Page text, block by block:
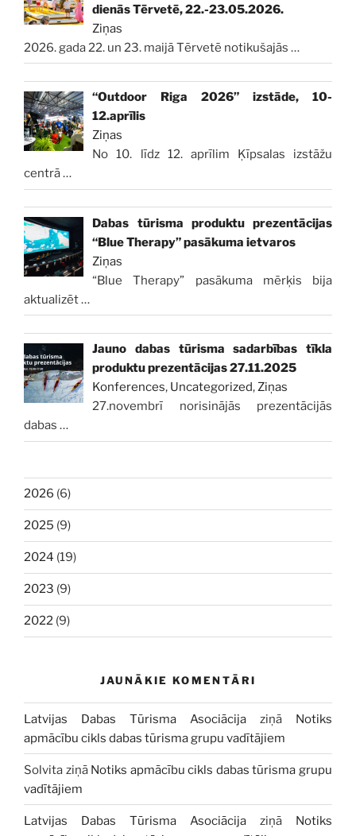
dienās Tērvetē, 22.-23.05.2026.
Ziņas
2026. gada 22. un 23. maijā Tērvetē notikušajās …
“Outdoor Riga 2026” izstāde, 10-
12.aprīlis
Ziņas
No 10. līdz 12. aprīlim Ķīpsalas izstāžu
centrā…
Dabas tūrisma produktu prezentācijas
“Blue Therapy” pasākuma ietvaros
Ziņas
“Blue Therapy” pasākuma mērķis bija
aktualizēt…
Jauno dabas tūrisma sadarbības tīkla
produktu prezentācijas 27.11.2025
Konferences, Uncategorized,Ziņas
27.novembrī norisinājās prezentācijās
dabas …
2026 (6)
2025 (9)
2024 (19)
2023 (9)
2022 (9)
JAUNĀKIE KOMENTĀRI
Latvijas Dabas Tūrisma Asociācija ziņā Notiks
apmācību cikls dabas tūrisma grupu vadītājiem
Solvita ziņā Notiks apmācību cikls dabas tūrisma grupu
vadītājiem
Latvijas Dabas Tūrisma Asociācija ziņā Notiks